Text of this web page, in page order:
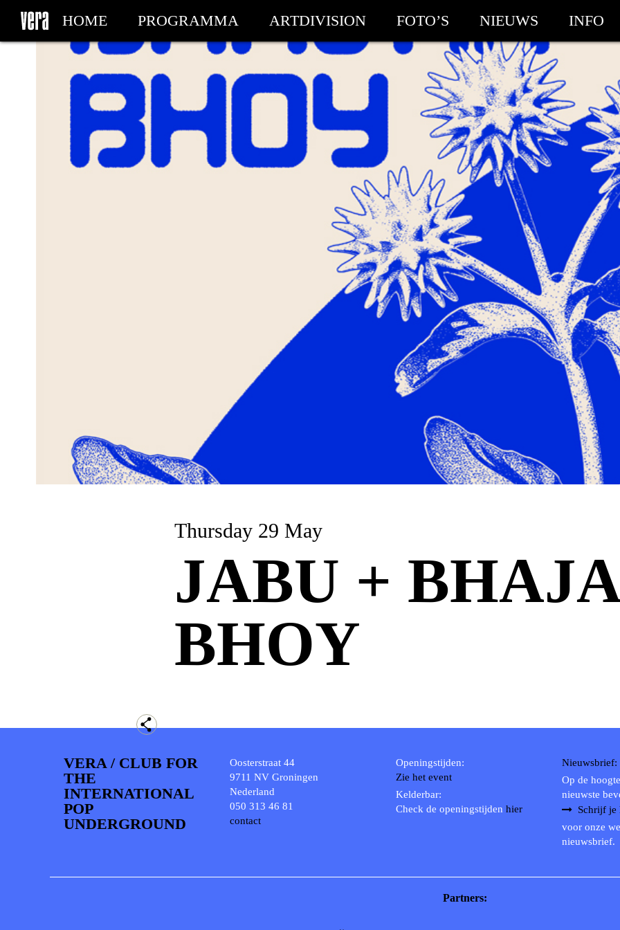
HOME PROGRAMMA ARTDIVISION FOTO’S NIEUWS INFO
MIJN TICKETS
Thursday 29 May
JABU +
BHOY
VERA / CLUB FOR
THE
INTERNATIONAL
POP
UNDERGROUND
Oosterstraat 44
9711 NV Groningen
Nederland
050 313 46 81
contact
Openingstijden:
Zie het event
Kelderbar:
Check de openingstijden hier
Nieuwsbrief:
Op de
nieuwste
Schrijf je
voor onze
nieuwsbrief.
Partners: